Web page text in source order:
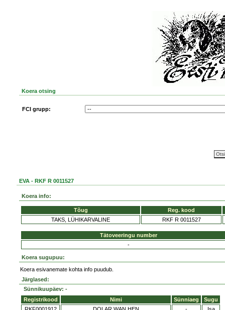
Koera otsing
FCI grupp:
EVA - RKF R 0011527
Koera info:
Tõug
Reg. kood
TAKS, LÜHIKARVALINE
RKF R 0011527
Tätoveeringu number
-
Koera sugupuu:
Koera esivanemate kohta info puudub.
Järglased:
Sünnikuupäev: -
Registrikood
Nimi Sünniaeg
Sugu